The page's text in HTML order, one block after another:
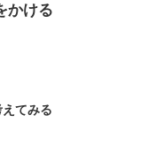
かける
てみる